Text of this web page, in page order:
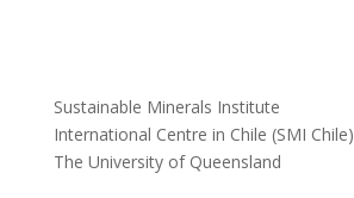
Sustainable Minerals Institute
International Centre in Chile (SMI Chile)
The University of Queensland